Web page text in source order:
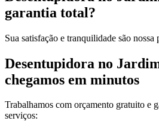
garantia total?
Sua satisfação e tranquilidade são nossa
Desentupidora no
chegamos em minutos
Trabalhamos com orçamento gratuito e
serviços: